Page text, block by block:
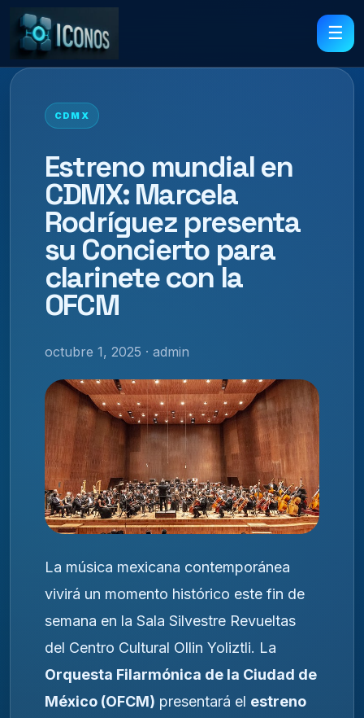
☰
CDMX
Estreno mundial en
CDMX: Marcela
Rodríguez presenta
su Concierto para
clarinete con la
OFCM
octubre 1, 2025 · admin
La música mexicana contemporánea
vivirá un momento histórico este fin de
semana en la Sala Silvestre Revueltas
del Centro Cultural Ollin Yoliztli. La
Orquesta Filarmónica de la Ciudad de
México (OFCM) presentará el estreno